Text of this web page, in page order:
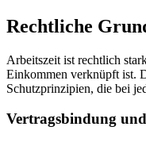
Rechtliche
Arbeitszeit ist rechtlich
Einkommen verknüpft ist.
Schutzprinzipien, die bei
Vertragsbindung